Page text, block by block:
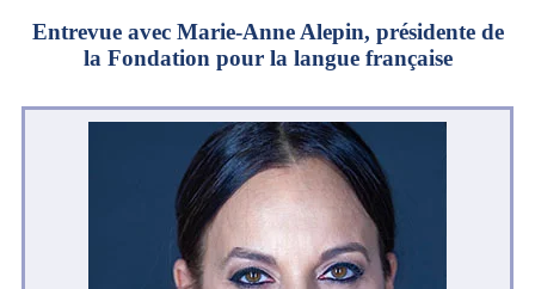
Entrevue avec Marie-Anne Alepin, présidente de
la Fondation pour la langue française